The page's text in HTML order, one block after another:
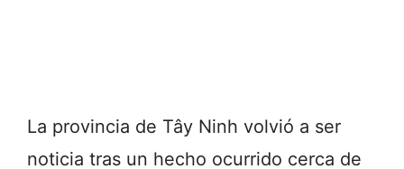
La provincia de Tây Ninh volvió a ser
noticia tras un hecho ocurrido cerca de